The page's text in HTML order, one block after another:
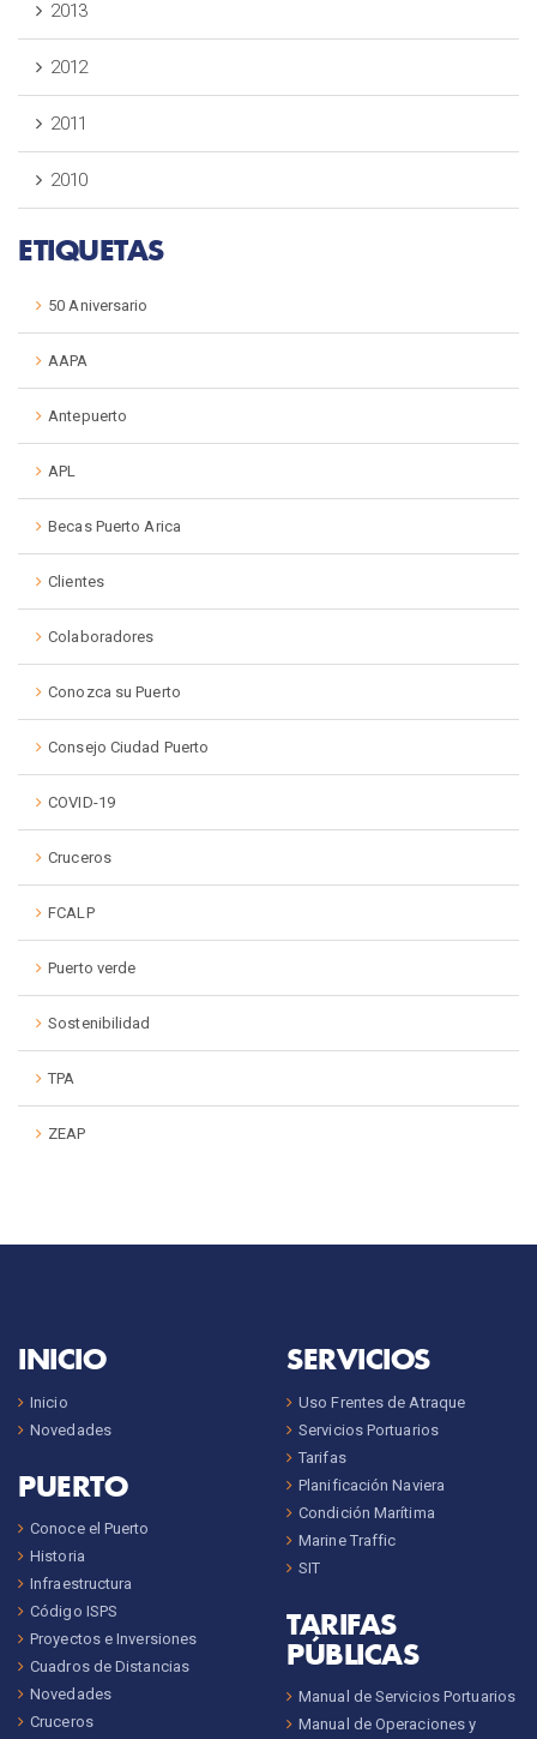
2013
2012
2011
2010
ETIQUETAS
50 Aniversario
AAPA
Antepuerto
APL
Becas Puerto Arica
Clientes
Colaboradores
Conozca su Puerto
Consejo Ciudad Puerto
COVID-19
Cruceros
FCALP
Puerto verde
Sostenibilidad
TPA
ZEAP
INICIO
Inicio
Novedades
PUERTO
Conoce el Puerto
Historia
Infraestructura
Código ISPS
Proyectos e Inversiones
Cuadros de Distancias
Novedades
Cruceros
SERVICIOS
Uso Frentes de Atraque
Servicios Portuarios
Tarifas
Planificación Naviera
Condición Marítima
Marine Traffic
SIT
TARIFAS
PÚBLICAS
Manual de Servicios Portuarios
Manual de Operaciones y